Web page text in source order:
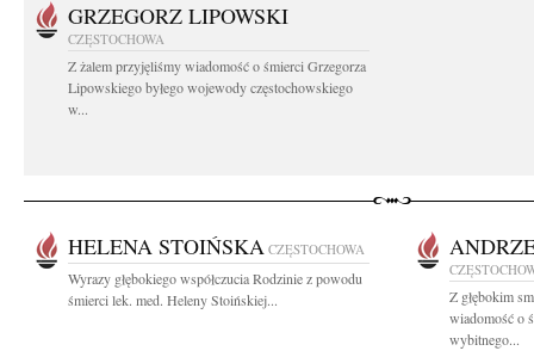
GRZEGORZ LIPOWSKI
CZĘSTOCHOWA
Z żalem przyjęliśmy wiadomość o śmierci Grzegorza
Lipowskiego byłego wojewody częstochowskiego
w...
HELENA STOIŃSKA CZĘSTOCHOWA
Wyrazy głębokiego współczucia Rodzinie z powodu
śmierci lek. med. Heleny Stoińskiej...
Z głębokim
wiadomość o
wybitnego...